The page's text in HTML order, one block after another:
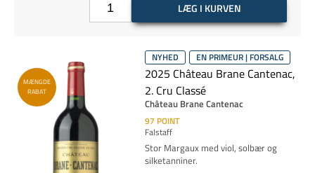
LÆG I KURVEN
MÆNGDE
RABAT
NYHED EN PRIMEUR | FORSALG
2025 Château Brane Cantenac,
2. Cru Classé
Château Brane Cantenac
97 POINT
Falstaff
Stor Margaux med viol, solbær og
silketanniner.